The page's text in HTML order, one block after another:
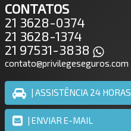
CONTATOS
21 3628-0374
21 3628-1374
21 97531-3838
contato@privilegeseguros.com
| ASSISTÊNCIA 24 HORAS
| ENVIAR E-MAIL